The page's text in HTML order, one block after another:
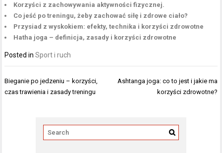
Korzyści z zachowywania aktywności fizycznej.
Co jeść po treningu, żeby zachować siłę i zdrowe ciało?
Przysiad z wyskokiem: efekty, technika i korzyści zdrowotne
Hatha joga – definicja, zasady i korzyści zdrowotne
Posted inSport i ruch
Nawigacja
wpisu
Bieganie po jedzeniu – korzyści,
czas trawienia i zasady treningu
Ashtanga joga: co to jest i jakie ma
korzyści zdrowotne?